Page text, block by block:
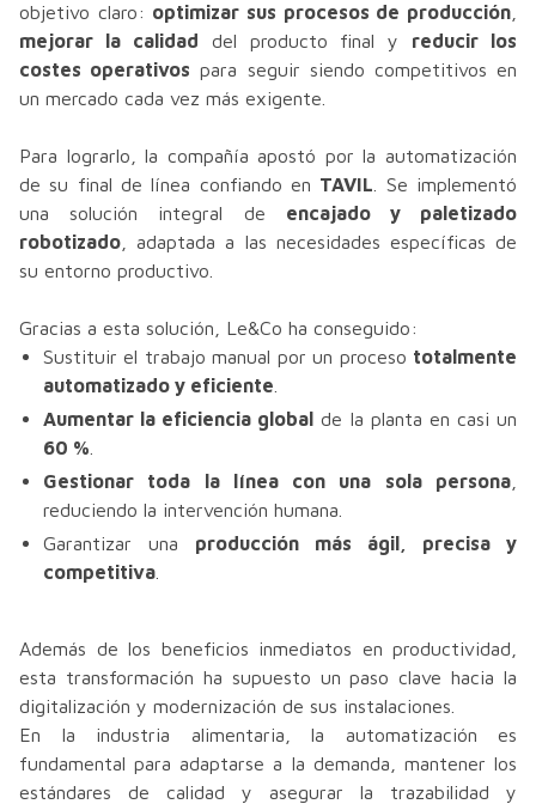
objetivo claro: optimizar sus procesos de producción
mejorar la calidad del producto final y reducir los
costes operativos para seguir siendo competitivos en
un mercado cada vez más exigente.
Para lograrlo, la compañía apostó por la automatización
de su final de línea confiando en TAVIL . Se implementó
una solución integral de encajado y paletizado
robotizado , adaptada a las necesidades específicas de
su entorno productivo.
Gracias a esta solución, Le&Co ha conseguido:
Sustituir el trabajo manual por un proceso totalmente
automatizado y eficiente
Aumentar la eficiencia global de la planta en casi un
60 %
Gestionar toda la línea con una sola persona
reduciendo la intervención humana.
Garantizar una producción más ágil, precisa y
competitiva
Además de los beneficios inmediatos en productividad,
esta transformación ha supuesto un paso clave hacia la
digitalización y modernización de sus instalaciones.
En la industria alimentaria, la automatización es
fundamental para adaptarse a la demanda, mantener los
estándares de calidad y asegurar la trazabilidad y